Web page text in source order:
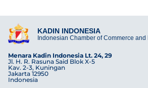
KADIN INDONESIA
Indonesian Chamber of Commerce and
Menara Kadin Indonesia Lt. 24, 29
Jl. H. R. Rasuna Said Blok X-5
Kav. 2-3, Kuningan
Jakarta 12950
Indonesia